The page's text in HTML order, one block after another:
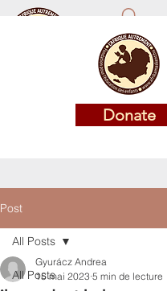
Donate
Donate
Post
All Posts
All Posts
Gyurácz Andrea
15 mai 2023 5 min de lecture